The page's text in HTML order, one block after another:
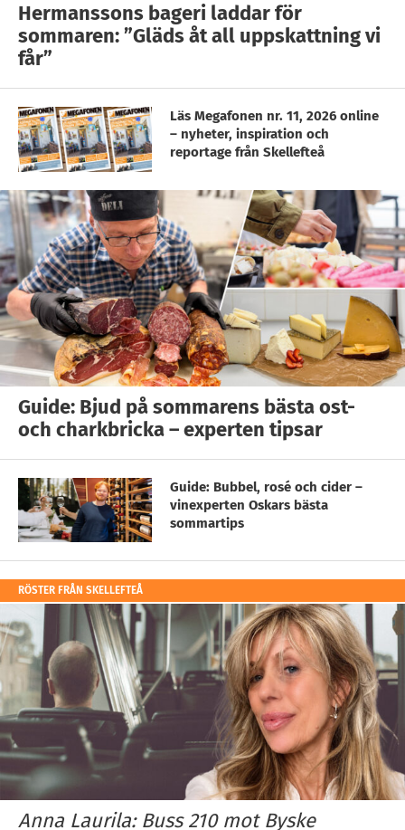
Hermanssons bageri laddar för
sommaren: ”Gläds åt all uppskattning vi
får”
Läs Megafonen nr. 11, 2026 online
– nyheter, inspiration och
reportage från Skellefteå
Guide: Bjud på sommarens bästa ost-
och charkbricka – experten tipsar
Guide: Bubbel, rosé och cider –
vinexperten Oskars bästa
sommartips
RÖSTER FRÅN SKELLEFTEÅ
Anna Laurila: Buss 210 mot Byske